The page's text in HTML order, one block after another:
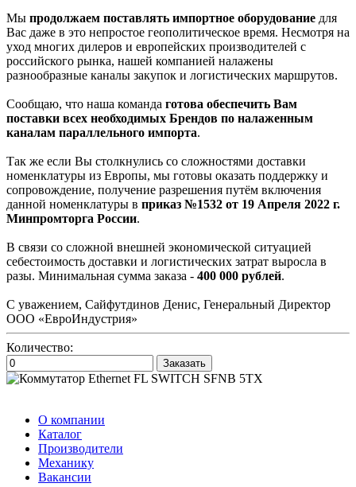
Мы продолжаем поставлять импортное оборудование для
Вас даже в это непростое геополитическое время. Несмотря на
уход многих дилеров и европейских производителей с
российского рынка, нашей компанией налажены
разнообразные каналы закупок и логистических маршрутов.
Сообщаю, что наша команда готова обеспечить Вам
поставки всех необходимых Брендов по налаженным
каналам параллельного импорта.
Так же если Вы столкнулись со сложностями доставки
номенклатуры из Европы, мы готовы оказать поддержку и
сопровождение, получение разрешения путём включения
данной номенклатуры в приказ №1532 от 19 Апреля 2022 г.
Минпромторга России.
В связи со сложной внешней экономической ситуацией
себестоимость доставки и логистических затрат выросла в
разы. Минимальная сумма заказа - 400 000 рублей.
С уважением, Сайфутдинов Денис, Генеральный Директор
ООО «ЕвроИндустрия»
Количество:
Заказать
О компании
Каталог
Производители
Механику
Вакансии